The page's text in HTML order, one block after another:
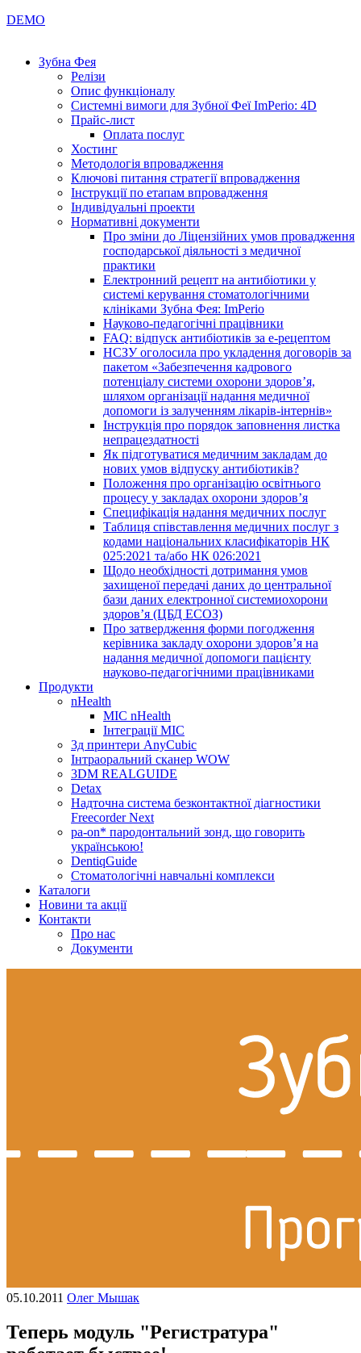
DEMO
Зубна Фея
Релізи
Опис функціоналу
Системні вимоги для Зубної Феї ImPerio: 4D
Прайс-лист
Оплата послуг
Хостинг
Методологія впровадження
Ключові питання стратегії впровадження
Інструкції по етапам впровадження
Індивідуальні проекти
Нормативні документи
Про зміни до Ліцензійних умов провадження
господарської діяльності з медичної
практики
Електронний рецепт на антибіотики у
системі керування стоматологічними
клініками Зубна Фея: ImPerio
Науково-педагогічні працівники
FAQ: відпуск антибіотиків за е-рецептом
НСЗУ оголосила про укладення договорів за
пакетом «Забезпечення кадрового
потенціалу системи охорони здоров’я,
шляхом організації надання медичної
допомоги із залученням лікарів-інтернів»
Інструкція про порядок заповнення листка
непрацездатності
Як підготуватися медичним закладам до
нових умов відпуску антибіотиків?
Положення про організацію освітнього
процесу у закладах охорони здоров’я
Специфікація надання медичних послуг
Таблиця співставлення медичних послуг з
кодами національних класифікаторів НК
025:2021 та/або НК 026:2021
Щодо необхідності дотримання умов
захищеної передачі даних до центральної
бази даних електронної системиохорони
здоров’я (ЦБД ЕСОЗ)
Про затвердження форми погодження
керівника закладу охорони здоров’я на
надання медичної допомоги пацієнту
науково-педагогічними працівниками
Продукти
nHealth
МІС nHealth
Інтеграції МІС
3д принтери AnyCubic
Інтраоральний сканер WOW
3DM REALGUIDE
Detax
Надточна система безконтактної діагностики
Freecorder Next
pa-on* пародонтальний зонд, що говорить
українською!
DentiqGuide
Стоматологічні навчальні комплекси
Каталоги
Новини та акції
Контакти
Про нас
Документи
05.10.2011 Олег Мышак
Теперь модуль "Регистратура"